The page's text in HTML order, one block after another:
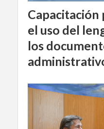
el uso del
los